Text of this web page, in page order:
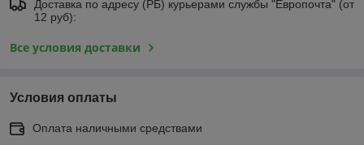
Доставка по адресу (РБ) курьерами службы "Европочта" (от
12 руб):
Все условия доставки
Условия оплаты
Оплата наличными средствами